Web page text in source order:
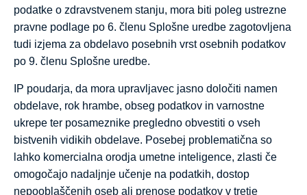
podatke o zdravstvenem stanju, mora biti poleg ustrezne
pravne podlage po 6. členu Splošne uredbe zagotovljena
tudi izjema za obdelavo posebnih vrst osebnih podatkov
po 9. členu Splošne uredbe.
IP poudarja, da mora upravljavec jasno določiti namen
obdelave, rok hrambe, obseg podatkov in varnostne
ukrepe ter posameznike pregledno obvestiti o vseh
bistvenih vidikih obdelave. Posebej problematična so
lahko komercialna orodja umetne inteligence, zlasti če
omogočajo nadaljnje učenje na podatkih, dostop
nepooblaščenih oseb ali prenose podatkov v tretje